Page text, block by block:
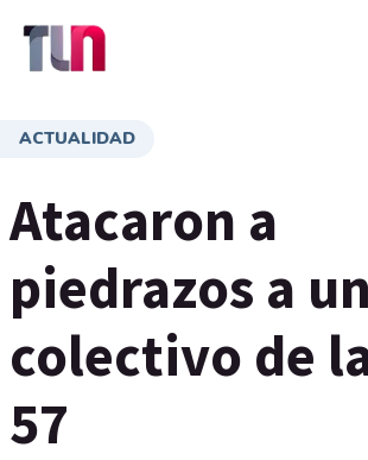
ACTUALIDAD
Atacaron a
piedrazos a un
colectivo de
57